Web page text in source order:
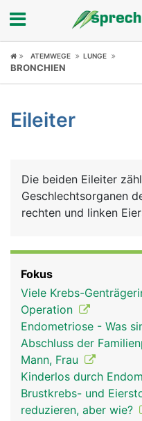
Fokus
Symptome
News
Rubriken
ATEMWEGE LUNGE
BRONCHIEN
Eileiter
Die beiden Eileiter
Geschlechtsorganen
rechten und linken
langen Eileiter sind
mit den Eierstöcken
Trichter mit 1-2
(Fimbrien). Bei der
Wochen von den
befruchtungsfähige
Trichter eines Eileiters
Fimbrien in die
weitergeleitet wird.
Fokus
Viele Krebs-
Operation
Endometriose - Was
Abschluss der
Mann, Frau
Kinderlos durch
Brustkrebs- und
reduzieren, aber wie?